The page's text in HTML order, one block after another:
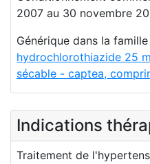
2007 au 30 novembre
Générique dans la famille
hydrochlorothiazide 25
sécable - captea,
Indications
Traitement de